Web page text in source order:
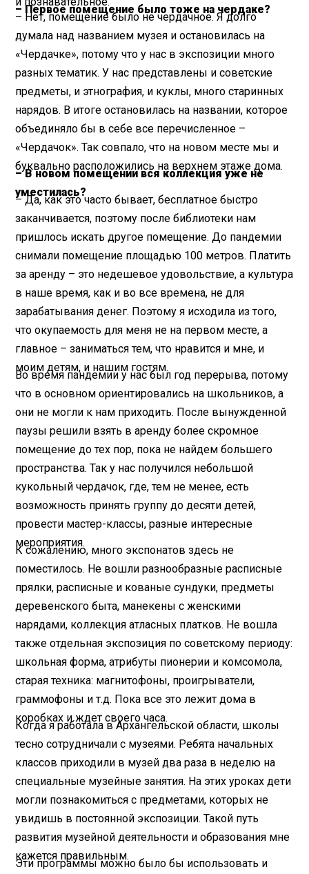
– Первое помещение было тоже на чердаке?
– Нет, помещение было не чердачное. Я долго
думала над названием музея и остановилась на
«Чердачке», потому что у нас в экспозиции много
разных тематик. У нас представлены и советские
предметы, и этнография, и куклы, много старинных
нарядов. В итоге остановилась на названии, которое
объединяло бы в себе все перечисленное –
«Чердачок». Так совпало, что на новом месте мы и
буквально расположились на верхнем этаже дома.
– В новом помещении вся коллекция уже не
уместилась?
– Да, как это часто бывает, бесплатное быстро
заканчивается, поэтому после библиотеки нам
пришлось искать другое помещение. До пандемии
снимали помещение площадью 100 метров. Платить
за аренду – это недешевое удовольствие, а культура
в наше время, как и во все времена, не для
зарабатывания денег. Поэтому я исходила из того,
что окупаемость для меня не на первом месте, а
главное – заниматься тем, что нравится и мне, и
моим детям, и нашим гостям.
Во время пандемии у нас был год перерыва, потому
что в основном ориентировались на школьников, а
они не могли к нам приходить. После вынужденной
паузы решили взять в аренду более скромное
помещение до тех пор, пока не найдем большего
пространства. Так у нас получился небольшой
кукольный чердачок, где, тем не менее, есть
возможность принять группу до десяти детей,
провести мастер-классы, разные интересные
мероприятия.
К сожалению, много экспонатов здесь не
поместилось. Не вошли разнообразные расписные
прялки, расписные и кованые сундуки, предметы
деревенского быта, манекены с женскими
нарядами, коллекция атласных платков. Не вошла
также отдельная экспозиция по советскому периоду:
школьная форма, атрибуты пионерии и комсомола,
старая техника: магнитофоны, проигрыватели,
граммофоны и т.д. Пока все это лежит дома в
коробках и ждет своего часа.
Когда я работала в Архангельской области, школы
тесно сотрудничали с музеями. Ребята начальных
классов приходили в музей два раза в неделю на
специальные музейные занятия. На этих уроках дети
могли познакомиться с предметами, которых не
увидишь в постоянной экспозиции. Такой путь
развития музейной деятельности и образования мне
кажется правильным.
Эти программы можно было бы использовать и